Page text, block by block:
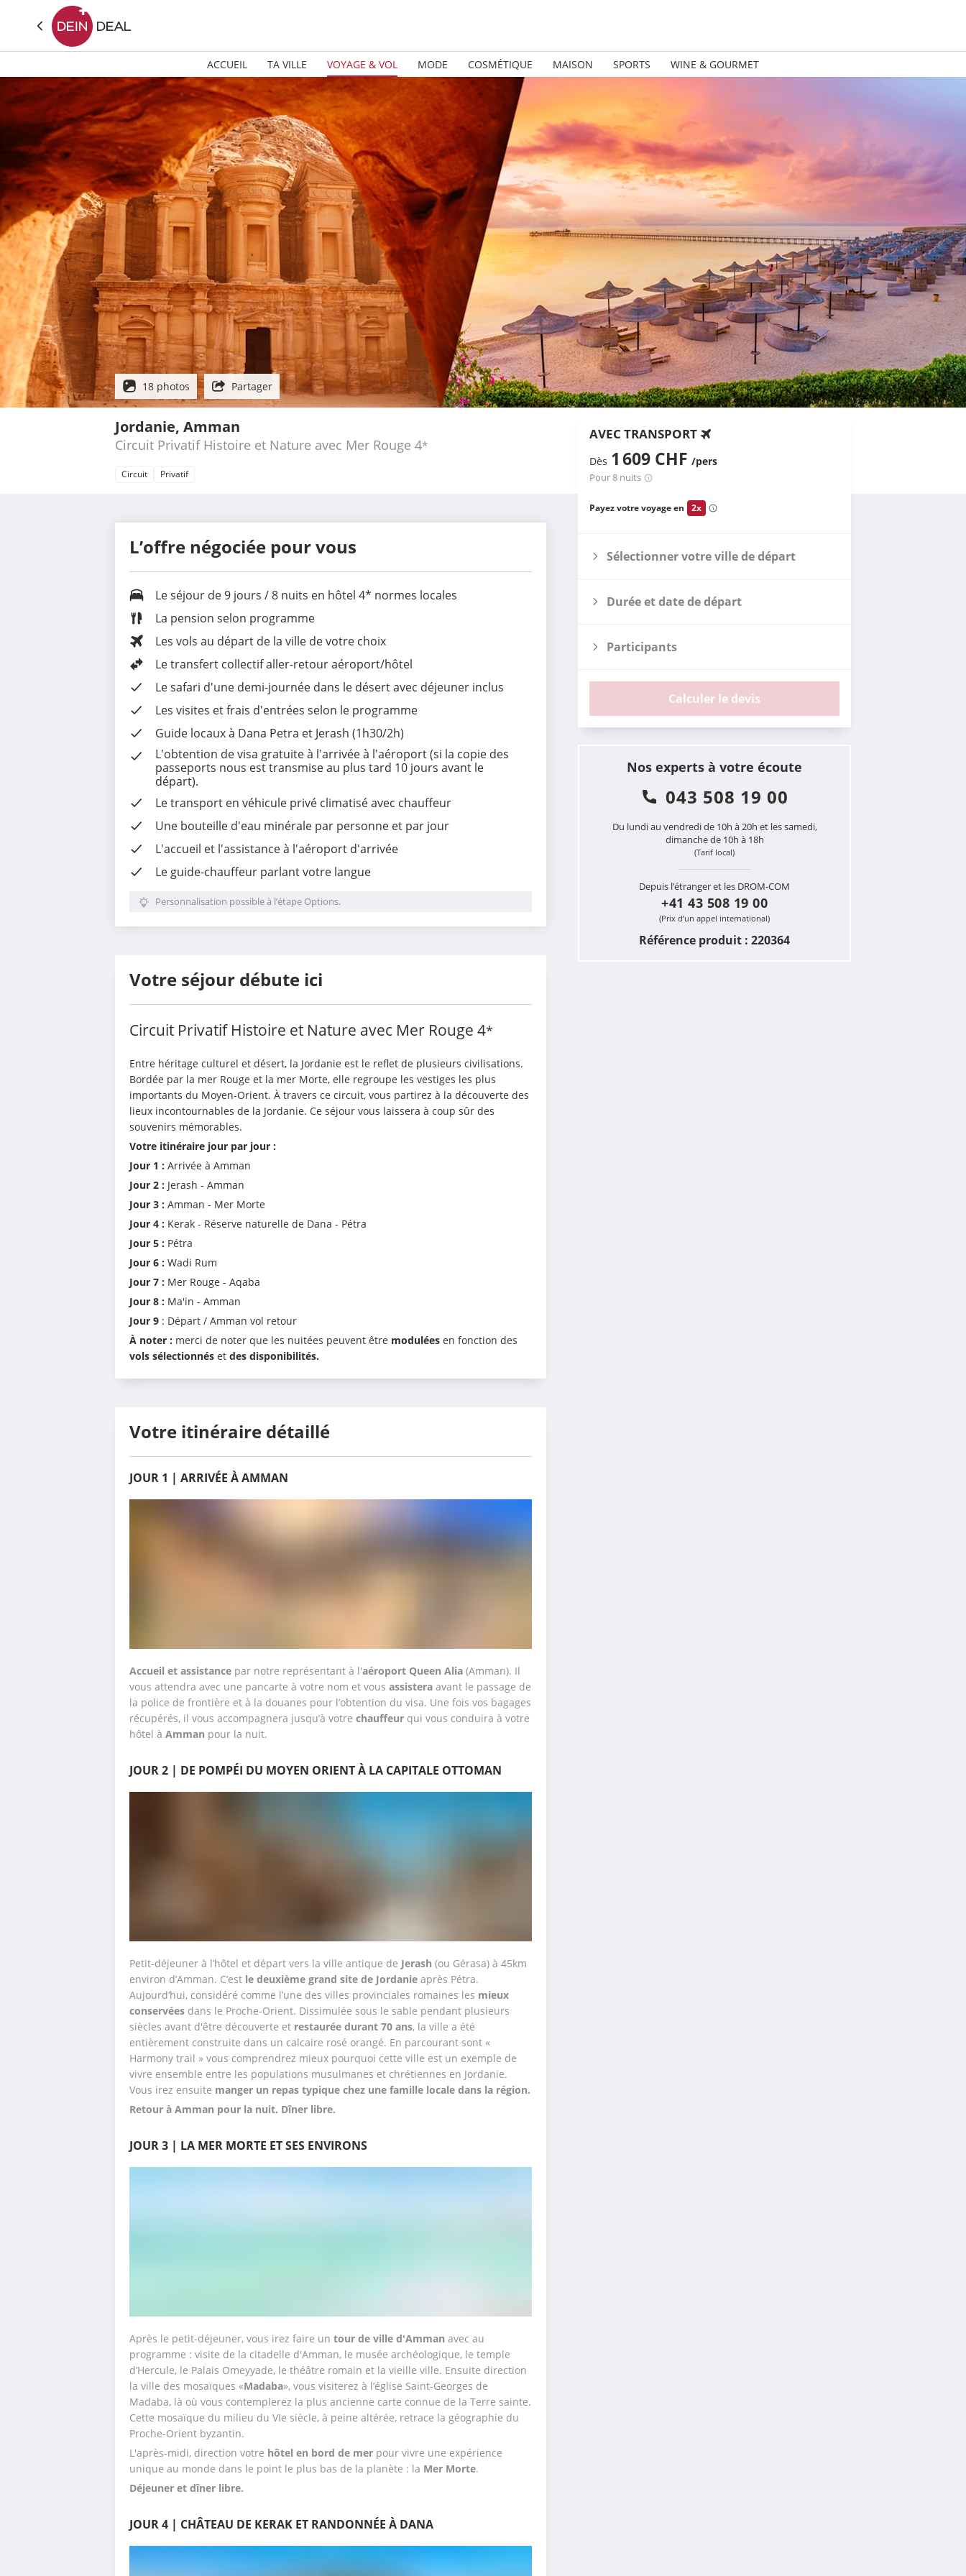
ACCUEIL TA VILLE VOYAGE & VOL MODE COSMÉTIQUE MAISON SPORTS WINE & GOURMET
18 photos Partager
Jordanie, Amman
Circuit Privatif Histoire et Nature avec Mer Rouge 4*
Circuit Privatif
AVEC TRANSPORT
Dès 1 609 CHF /pers
Pour 8 nuits
Payez votre voyage en 2x
Sélectionner votre ville de départ
Durée et date de départ
Participants
Calculer le devis
Nos experts à votre écoute
043 508 19 00
Du lundi au vendredi de 10h à 20h et les samedi,
dimanche de 10h à 18h
(Tarif local)
Depuis l’étranger et les DROM-COM
+41 43 508 19 00
(Prix d’un appel international)
Référence produit : 220364
L’offre négociée pour vous
Le séjour de 9 jours / 8 nuits en hôtel 4* normes locales
La pension selon programme
Les vols au départ de la ville de votre choix
Le transfert collectif aller-retour aéroport/hôtel
Le safari d'une demi-journée dans le désert avec déjeuner inclus
Les visites et frais d'entrées selon le programme
Guide locaux à Dana Petra et Jerash (1h30/2h)
L'obtention de visa gratuiteà l'arrivée à l'aéroport (si la copie des
passeports nous est transmise au plus tard 10 jours avant le
départ).
Letransport en véhicule privé climatisé avec chauffeur
Une bouteille d'eau minérale par personne et par jour
L'accueil et l'assistance à l'aéroport d'arrivée
Le guide-chauffeur parlant votre langue
Personnalisation possible à l’étape Options.
Votre séjour débute ici
Circuit Privatif Histoire et Nature avec Mer Rouge 4*
Entre héritage culturel et désert, la Jordanie est le reflet de plusieurs civilisations.
Bordée par la mer Rouge et la mer Morte, elle regroupe les vestiges les plus
importants du Moyen-Orient. À travers ce circuit, vous partirez à la découverte des
lieux incontournables de la Jordanie. Ce séjour vous laissera à coup sûr des
souvenirs mémorables.
Votre itinéraire jour par jour :
Jour 1 : Arrivée à Amman
Jour 2 : Jerash - Amman
Jour 3 : Amman - Mer Morte
Jour 4 : Kerak - Réserve naturelle de Dana - Pétra
Jour 5 : Pétra
Jour 6 : Wadi Rum
Jour 7 : Mer Rouge - Aqaba
Jour 8 : Ma'in - Amman
Jour 9 : Départ / Amman vol retour
À noter : merci de noter que les nuitées peuvent être modulées
vols sélectionnés et des disponibilités.
Votre itinéraire détaillé
JOUR 1 | ARRIVÉE À AMMAN
Accueil et assistance par notre représentant à l'aéroport Queen Alia (Amman). Il
vous attendra avec une pancarte à votre nom et vous assistera avant le passage de
la police de frontière et à la douanes pour l’obtention du visa. Une fois vos bagages
récupérés, il vous accompagnera jusqu’à votre chauffeur qui vous conduira à votre
hôtel à Amman pour la nuit.
JOUR 2 | DE POMPÉI DU MOYEN ORIENT À LA CAPITALE OTTOMAN
Petit-déjeuner à l’hôtel et départ vers la ville antique de Jerash (ou Gérasa) à 45km
environ d’Amman. C’est le deuxième grand site de Jordanie après Pétra.
Aujourd’hui, considéré comme l’une des villes provinciales romaines les mieux
conservées dans le Proche-Orient. Dissimulée sous le sable pendant plusieurs
siècles avant d'être découverte et restaurée durant 70 ans, la ville a été
entièrement construite dans un calcaire rosé orangé. En parcourant sont «
Harmony trail » vous comprendrez mieux pourquoi cette ville est un exemple de
vivre ensemble entre les populations musulmanes et chrétiennes en Jordanie.
Vous irez ensuite manger un repas typique chez une famille locale dans la région.
Retour à Amman pour la nuit. Dîner libre.
JOUR 3 | LA MER MORTE ET SES ENVIRONS
Après le petit-déjeuner, vous irez faire un tour de ville d'Amman avec au
programme : visite de la citadelle d'Amman, le musée archéologique, le temple
d’Hercule, le Palais Omeyyade, le théâtre romain et la vieille ville. Ensuite direction
la ville des mosaïques «Madaba», vous visiterez à l’église Saint-Georges de
Madaba, là où vous contemplerez la plus ancienne carte connue de la Terre sainte.
Cette mosaïque du milieu du VIe siècle, à peine altérée, retrace la géographie du
Proche-Orient byzantin.
L'après-midi, direction votre hôtel en bord de mer pour vivre une expérience
unique au monde dans le point le plus bas de la planète : la Mer Morte.
Déjeuner et dîner libre.
JOUR 4 | CHÂTEAU DE KERAK ET RANDONNÉE À DANA